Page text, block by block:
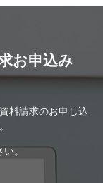
お申込み
料請求のお申し込
い。